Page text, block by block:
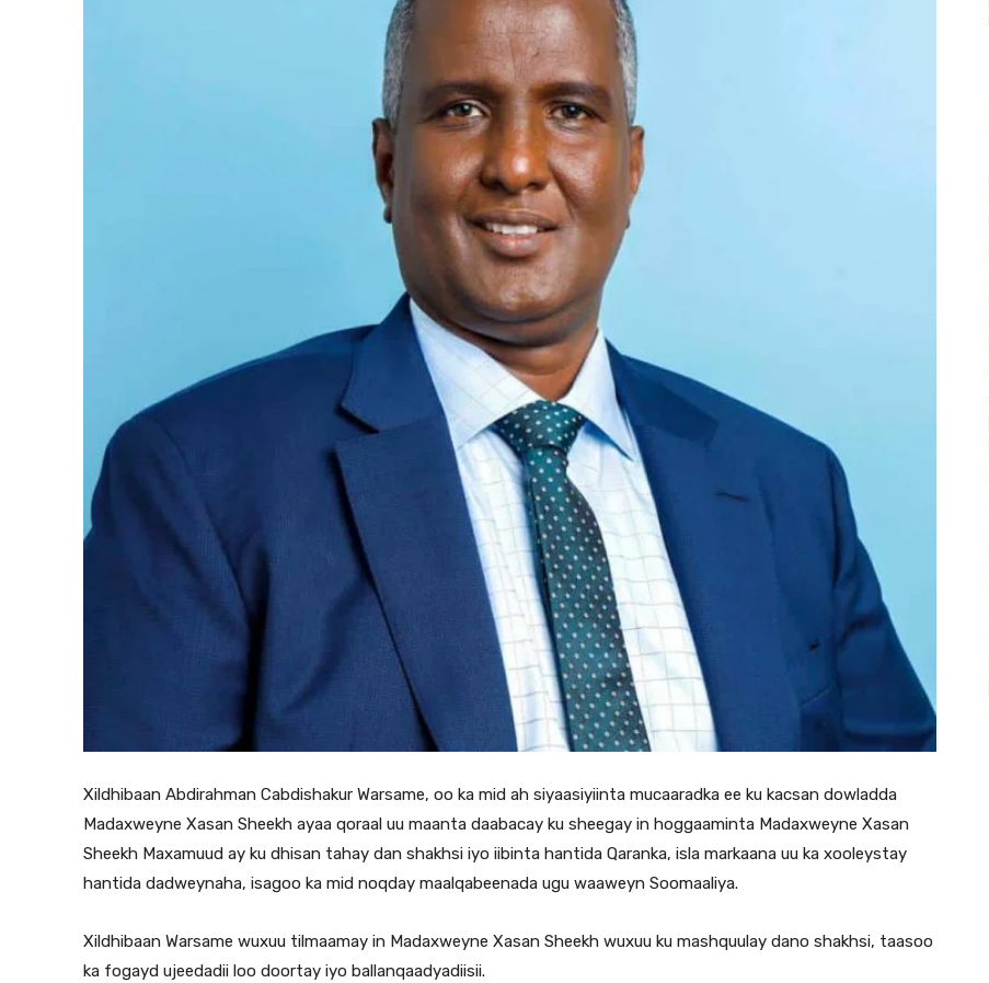
Xildhibaan Abdirahman Cabdishakur Warsame, oo ka mid ah siyaasiyiinta mucaaradka ee ku kacsan dowladda
Madaxweyne Xasan Sheekh ayaa qoraal uu maanta daabacay ku sheegay in hoggaaminta Madaxweyne Xasan
Sheekh Maxamuud ay ku dhisan tahay dan shakhsi iyo iibinta hantida Qaranka, isla markaana uu ka xooleystay
hantida dadweynaha, isagoo ka mid noqday maalqabeenada ugu waaweyn Soomaaliya.
Xildhibaan Warsame wuxuu tilmaamay in Madaxweyne Xasan Sheekh wuxuu ku mashquulay dano shakhsi, taasoo
ka fogayd ujeedadii loo doortay iyo ballanqaadyadiisii.